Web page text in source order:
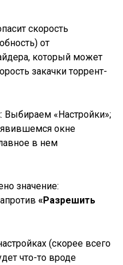
скорость
от
который может
закачки торрент-
: Выбираем «Настройки»;
окне
в нем
значение:
«Разрешить
(скорее всего
что-то вроде